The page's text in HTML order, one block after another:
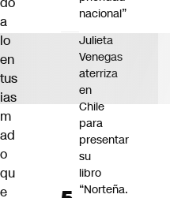
a
lo
en
tus
ias
m
ad
o
qu
e
nacional”
Julieta
Venegas
aterriza
en
Chile
para
presentar
su
libro
“Norteña.